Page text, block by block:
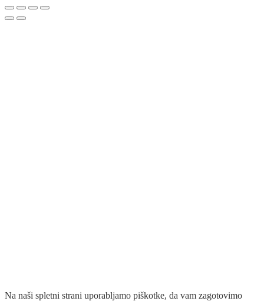
Na naši spletni strani uporabljamo piškotke, da vam zagotovimo